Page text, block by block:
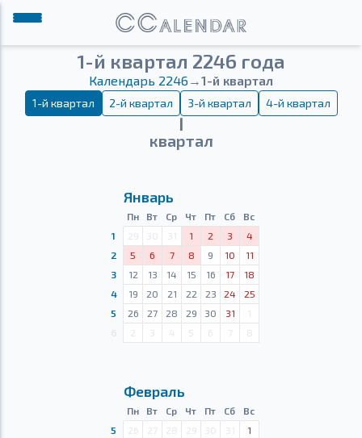
1-й квартал 2246 года
Календарь 2246 →1-й квартал
1-й квартал 2-й квартал 3-й квартал 4-й квартал
Ⅰ
квартал
Январь
Пн Вт Ср Чт Пт Сб
Вс
1
29 30 31 1 2 3
4
2
5 6 7 8 9 10
11
3
12 13 14 15 16 17
18
4
19 20 21 22 23 24
25
5
26 27 28 29 30 31
1
2 3 4 5 6 7 8
Февраль
Пн Вт Ср Чт Пт Сб
Вс
5
26 27 28 29 30 31
1